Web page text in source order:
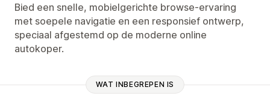
Bied een snelle, mobielgerichte browse-ervaring
met soepele navigatie en een responsief ontwerp,
speciaal afgestemd op de moderne online
autokoper.
WAT INBEGREPEN IS